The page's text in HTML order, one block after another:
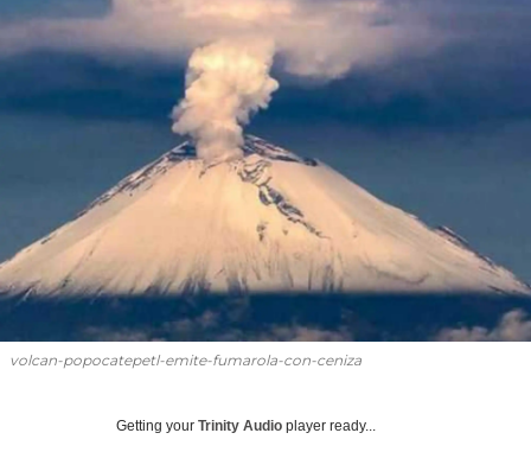
volcan-popocatepetl-emite-fumarola-con-ceniza
Getting your Trinity Audio player ready...